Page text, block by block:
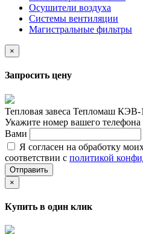
Осушители воздуха
Системы вентиляции
Магистральные фильтры
×
Запросить цену
Тепловая завеса Тепломаш
Укажите номер вашего телефона
Вами
Я согласен на обработку
соответствии с политикой
Отправить
×
Купить в один клик